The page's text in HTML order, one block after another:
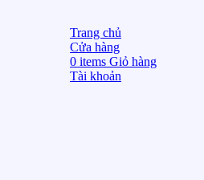
Trang chủ
Cửa hàng
0 items Giỏ hàng
Tài khoản